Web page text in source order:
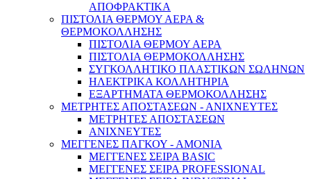
ΑΠΟΦΡΑΚΤΙΚΑ
ΠΙΣΤΟΛΙΑ ΘΕΡΜΟΥ ΑΕΡΑ &
ΘΕΡΜΟΚΟΛΛΗΣΗΣ
ΠΙΣΤΟΛΙΑ ΘΕΡΜΟΥ ΑΕΡΑ
ΠΙΣΤΟΛΙΑ ΘΕΡΜΟΚΟΛΛΗΣΗΣ
ΣΥΓΚΟΛΛΗΤΙΚΟ ΠΛΑΣΤΙΚΩΝ ΣΩΛΗΝΩΝ
ΗΛΕΚΤΡΙΚΑ ΚΟΛΛΗΤΗΡΙΑ
ΕΞΑΡΤΗΜΑΤΑ ΘΕΡΜΟΚΟΛΛΗΣΗΣ
ΜΕΤΡΗΤΕΣ ΑΠΟΣΤΑΣΕΩΝ - ΑΝΙΧΝΕΥΤΕΣ
ΜΕΤΡΗΤΕΣ ΑΠΟΣΤΑΣΕΩΝ
ΑΝΙΧΝΕΥΤΕΣ
ΜΕΓΓΕΝΕΣ ΠΑΓΚΟΥ - ΑΜΟΝΙΑ
ΜΕΓΓΕΝΕΣ ΣΕΙΡΑ BASIC
ΜΕΓΓΕΝΕΣ ΣΕΙΡΑ PROFESSIONAL